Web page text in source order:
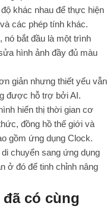
khác nhau để thực hiện
các phép tính khác.
nó bắt đầu là một trình
hình ảnh đầy đủ màu
giản nhưng thiết yếu vẫn
được hỗ trợ bởi AI.
hiển thị thời gian cơ
đồng hồ thế giới và
gồm ứng dụng Clock.
chuyển sang ứng dụng
ở đó để tinh chỉnh nâng
có cùng